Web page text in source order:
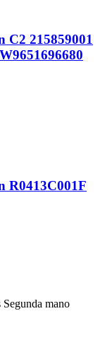
C2 215859001
R0413C001F